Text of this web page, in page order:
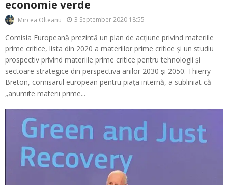
economie verde
Mircea Olteanu 3 September 2020 18:55
Comisia Europeană prezintă un plan de acțiune privind materiile
prime critice, lista din 2020 a materiilor prime critice și un studiu
prospectiv privind materiile prime critice pentru tehnologii și
sectoare strategice din perspectiva anilor 2030 și 2050. Thierry
Breton, comisarul european pentru piața internă, a subliniat că
„anumite materii prime...